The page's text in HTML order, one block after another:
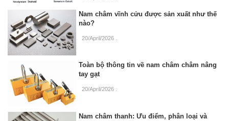
Nam châm vĩnh cửu được sản xuất như thế
nào?
20/April/2026 .
Toàn bộ thông tin về nam châm châm nâng
tay gạt
20/April/2026
Nam châm thanh: Ưu điểm, phân loại và